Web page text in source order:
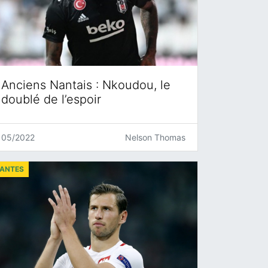
Anciens Nantais : Nkoudou, le
doublé de l’espoir
05/2022 Nelson Thomas